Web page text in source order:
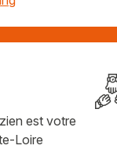
est votre
Loire